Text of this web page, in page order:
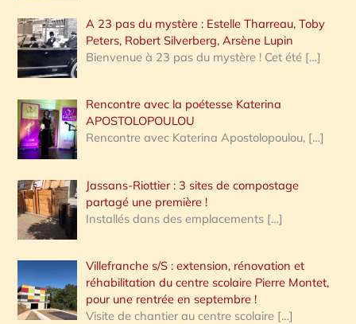
A 23 pas du mystère : Estelle Tharreau, Toby
Peters, Robert Silverberg, Arsène Lupin
Bienvenue à 23 pas du mystère ! Cet été […]
Rencontre avec la poétesse Katerina
APOSTOLOPOULOU
Rencontre avec Katerina Apostolopoulou, […]
Jassans-Riottier : 3 sites de compostage
partagé une première !
Installés dans des emplacements […]
Villefranche s/S : extension, rénovation et
réhabilitation du centre scolaire Pierre Montet,
pour une rentrée en septembre !
Visite de chantier au centre scolaire […]